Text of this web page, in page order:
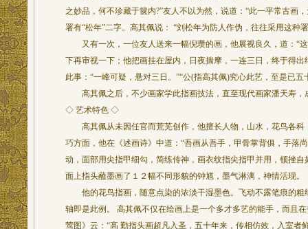
之妙品，何不珍藏于箧内?”友人不以为然，说道：“此一平常古画
署有“松年”二字。高其佩说： “刘松年为防人作伪，往往采用这
又有一次，一位友人送来一幅倪瓒的画，他展视良久，道：“
下再审视一下；他把画挂在屋内，日夜揣摩，一连三日，终于得
此事：“一峰可疑，悬对三日。”“公(指高其佩)究心此艺，至是已五
高其佩之后，不少画家学此指画技法，直至现代画家潘天寿
◇ 艺术特色 ◇
高其佩从未因任官而荒芜创作，他擅长人物，山水，花鸟各科
巧方面，他在《述画诗》中道：“吾画从吾手，甲骨掌背俱，手落
动，面部用尖指甲细勾，简练传神，画衣纹指尖指甲并用，顿挫
面上指头蘸墨画了１２幅不同形貌的钟馗，墨气淋漓，神情活现。
他的花鸟指画，随意点染的浓淡干湿墨色。飞动不露笔痕的粗
轴即是此例。 高其佩不仅在绘画上是一个多才多艺的能手，而且
莺图》云：“高 勤指头画超凡入圣，五十年来，传相仿效，入室者